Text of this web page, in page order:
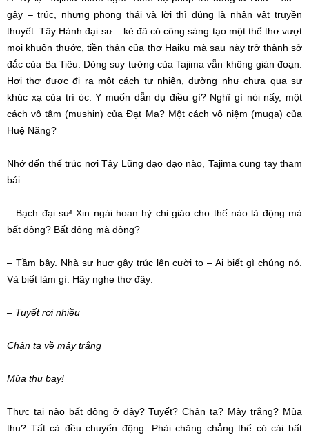
gậy – trúc, nhưng phong thái và lời thì đúng là nhân vật truyền
thuyết:Tây Hành đại sư– kẻ đã có côngsáng tạo một thểthơ vượt
mọi khuôn thước,tiền thân của thơ Haiku mà sau nàytrở thành sở
đắc của Ba Tiêu . Dòngsuy tưởng của Tajima vẫn không gián đoạn
Hơi thơ được đi ra một cách tự nhiên , dường như chưa qua sự
khúc xạ của trí óc. Y muốn dẫn dụ điều gì? Nghĩ gì nói nấy, một
cáchvô tâm (mushin) của Đạt Ma? Một cách vô niệm (muga) của
Huệ Năng?
Nhớ đến thế trúc nơi Tây Lũng đạo dạo nào, Tajima cung tay tham
bái:
– Bạch đại sư! Xin ngài hoan hỷ chỉ giáo cho thế nào là động mà
bất động? Bất động mà động?
– Tầm bậy. Nhà sưhuơ gậy trúc lên cười to – Ai biết gìchúng nó
Và biết làm gì. Hãy nghe thơ đây:
– Tuyết rơi nhiều
Chân ta về mây trắng
Mùa thu bay!
Thực tạinào bất động ở đây? Tuyết? Chân ta? Mây trắng? Mùa
thu? Tất cả đều chuyển động. Phải chăng chẳng thể có cái bất